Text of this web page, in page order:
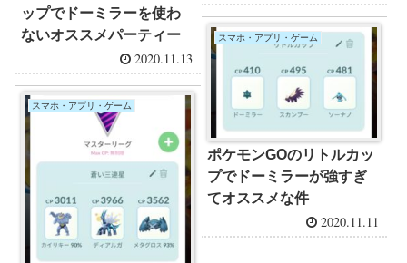
ップでドーミラーを使わ
ないオススメパーティー
2020.11.13
スマホ・アプリ・ゲーム
ポケモンGOのリトルカッ
プでドーミラーが強すぎ
てオススメな件
2020.11.11
スマホ・アプリ・ゲーム